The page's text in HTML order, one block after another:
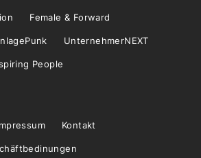
Female & Forward
UnternehmerNEXT
People
Kontakt